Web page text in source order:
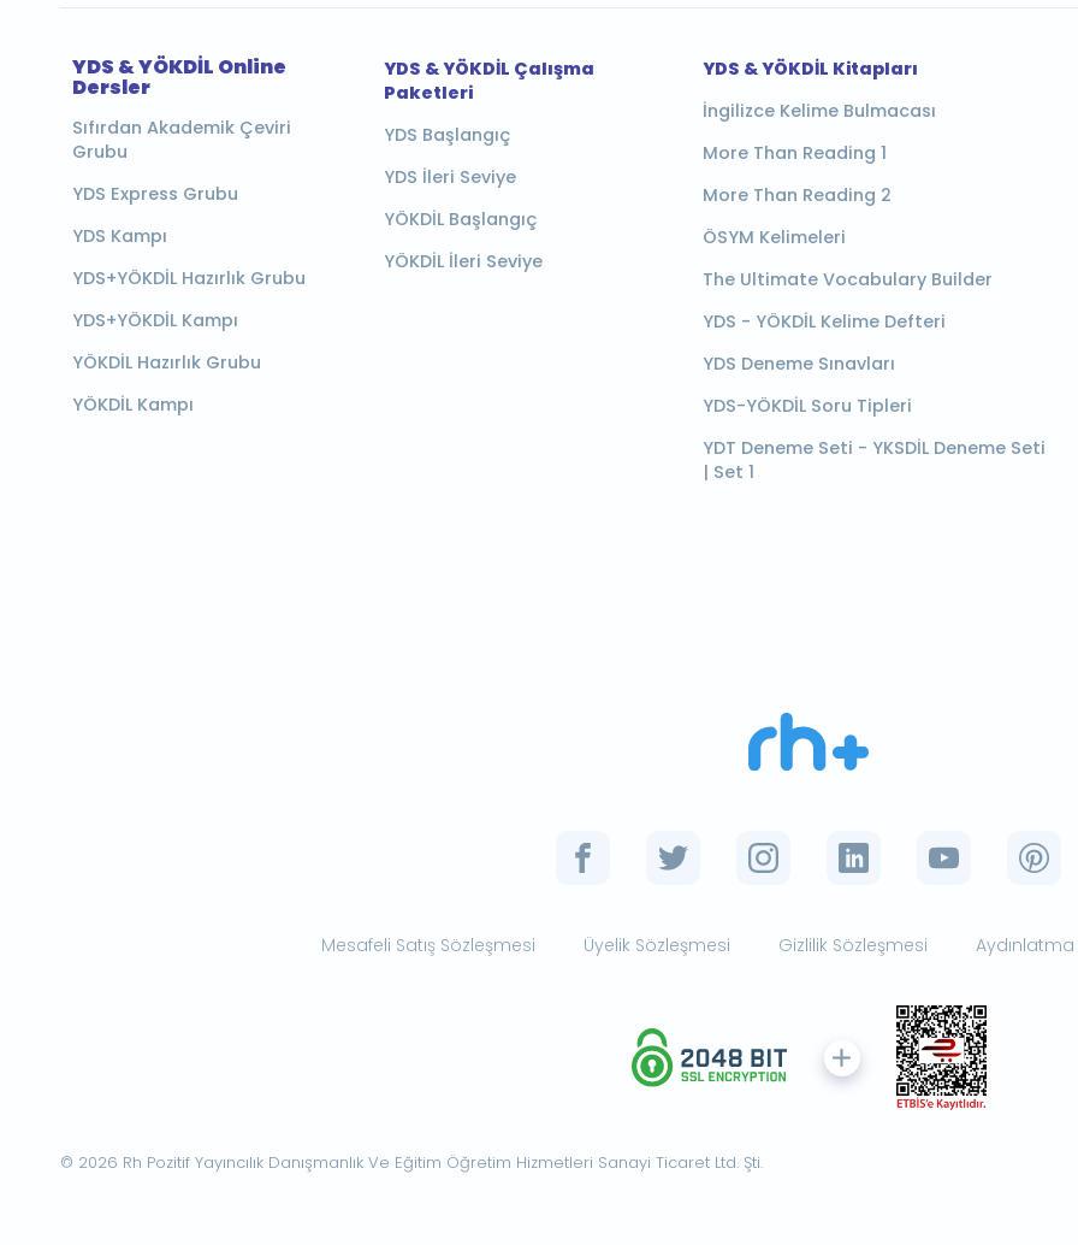
YDS & YÖKDİL Online
Dersler
Sıfırdan Akademik Çeviri
Grubu
YDS Express Grubu
YDS Kampı
YDS+YÖKDİL Hazırlık Grubu
YDS+YÖKDİL Kampı
YÖKDİL Hazırlık Grubu
YÖKDİL Kampı
YDS & YÖKDİL Çalışma
Paketleri
YDS Başlangıç
YDS İleri Seviye
YÖKDİL Başlangıç
YÖKDİL İleri Seviye
YDS & YÖKDİL Kitapları
İngilizce Kelime Bulmacası
More Than Reading 1
More Than Reading 2
ÖSYM Kelimeleri
The Ultimate Vocabulary Builder
YDS - YÖKDİL Kelime Defteri
YDS Deneme Sınavları
YDS-YÖKDİL Soru Tipleri
YDT Deneme Seti - YKSDİL Deneme Seti
| Set 1
Mesafeli Satış Sözleşmesi Üyelik Sözleşmesi Gizlilik Sözleşmesi
© 2026 Rh Pozitif Yayıncılık Danışmanlık Ve Eğitim Öğretim Hizmetleri Sanayi Ticaret Ltd. Şti.